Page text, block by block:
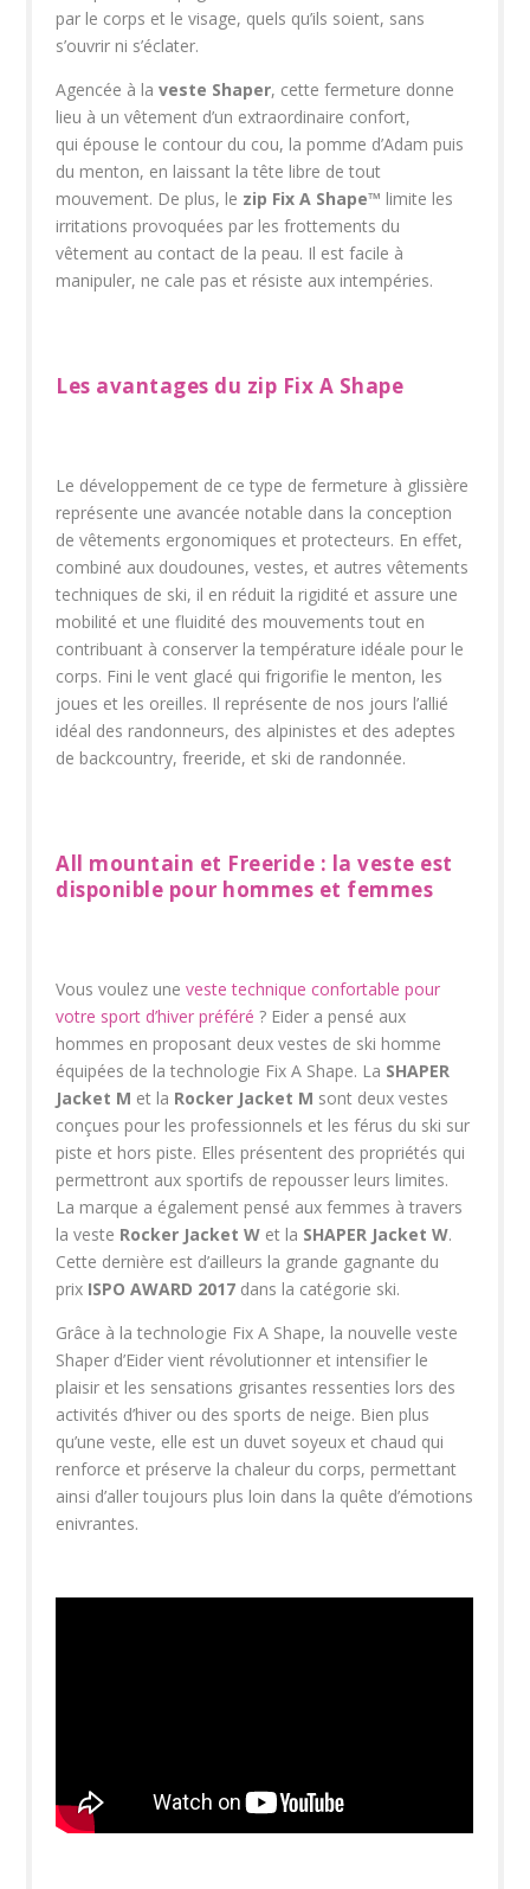
par le corps et le visage, quels qu’ils soient, sans
s’ouvrir ni s’éclater.
Agencée à laveste Shaper, cette fermeture donne
lieu à un vêtement d’un extraordinaire confort,
qui épouse le contour du cou, la pomme d’Adam puis
du menton, en laissant la tête libre de tout
mouvement. De plus, le zip Fix A Shape™ limite les
irritations provoquées par les frottements du
vêtement au contact de la peau. Il est facile à
manipuler, ne cale pas et résiste aux intempéries.
Les avantages du zip Fix A Shape
Le développement de ce type de fermeture à glissière
représente une avancée notable dans la conception
de vêtements ergonomiques et protecteurs. En effet,
combiné aux doudounes, vestes, et autres vêtements
techniques de ski, il en réduit la rigidité et assure une
mobilité et une fluidité des mouvements tout en
contribuant à conserver la température idéale pour le
corps. Fini le vent glacé qui frigorifie le menton, les
joues et les oreilles. Il représente de nos jours l’allié
idéal des randonneurs, des alpinistes et des adeptes
de backcountry, freeride, et ski de randonnée.
All mountain et Freeride : la veste est
disponible pour hommes et femmes
Vous voulez uneveste technique confortable pour
votre sport d’hiver préféré ? Eider a pensé aux
hommes en proposant deux vestes de ski homme
équipées de la technologie Fix A Shape. La SHAPER
Jacket M et la Rocker Jacket M sont deux vestes
conçues pour les professionnels et les férus du ski sur
piste et hors piste. Elles présentent des propriétés qui
permettront aux sportifs de repousser leurs limites.
La marque a également pensé aux femmes à travers
la veste Rocker Jacket W et la SHAPER Jacket W.
Cette dernière est d’ailleurs la grande gagnante du
prix ISPO AWARD 2017 dans la catégorie ski.
Grâce à la technologie Fix A Shape, la nouvelle veste
Shaper d’Eider vient révolutionner et intensifier le
plaisir et les sensations grisantes ressenties lors des
activités d’hiver ou des sports de neige. Bien plus
qu’une veste, elle est un duvet soyeux et chaud qui
renforce et préserve la chaleur du corps, permettant
ainsi d’aller toujours plus loin dans la quête d’émotions
enivrantes.